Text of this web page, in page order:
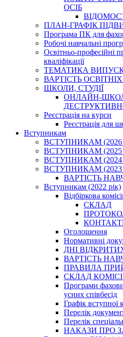
ОСІБ
ПЛАН-ГРАФІК
Програма ПК для
Робочі навчальні
Освітньо-професійні
кваліфікації
ТЕМАТИКА
ВАРТІСТЬ
ШКОЛИ, СТУДІЇ
ОНЛАЙН-
Реєстрація на курси
Реєстрація для
Вступникам
ВСТУПНИКАМ (2026
ВСТУПНИКАМ (2025
ВСТУПНИКАМ (2024
ВСТУПНИКАМ (2023
ВАРТІСТЬ
Вступникам (2022 рік)
Відбіркова
СКЛАД
Оголошення
Нормативні
ДНІ
ВАРТІСТЬ
ПРАВИЛА
СКЛАД КОМІСІЙ
Програми
усних співбесід
Графік вступної
Перелік
Перелік
НАКАЗИ ПРО